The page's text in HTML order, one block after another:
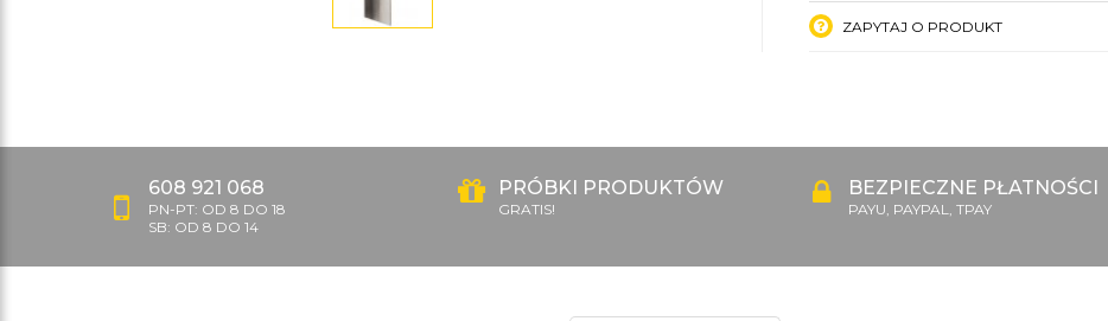
ZAPYTAJ O PRODUKT
608 921 068
PN-PT: OD 8 DO 18
SB: OD 8 DO 14
PRÓBKI PRODUKTÓW
GRATIS!
BEZPIECZNE PŁATNOŚCI
PAYU, PAYPAL, TPAY